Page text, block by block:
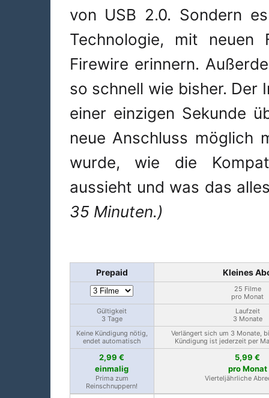
von USB 2.0. Sondern
Technologie, mit neuen
Firewire erinnern.
so schnell wie bisher. Der
einer einzigen Sekunde
neue Anschluss möglich
wurde, wie die
aussieht und was das
35 Minuten.)
Prepaid Kleines
25 Filme
pro Monat
Gültigkeit
3 Tage
Laufzeit
3 Monate
Keine Kündigung nötig,
endet automatisch
Verlängert sich um 3 Monate,
Kündigung ist jederzeit per
2,99 €
einmalig
Prima zum
Reinschnuppern!
5,99 €
pro Monat
Vierteljährliche